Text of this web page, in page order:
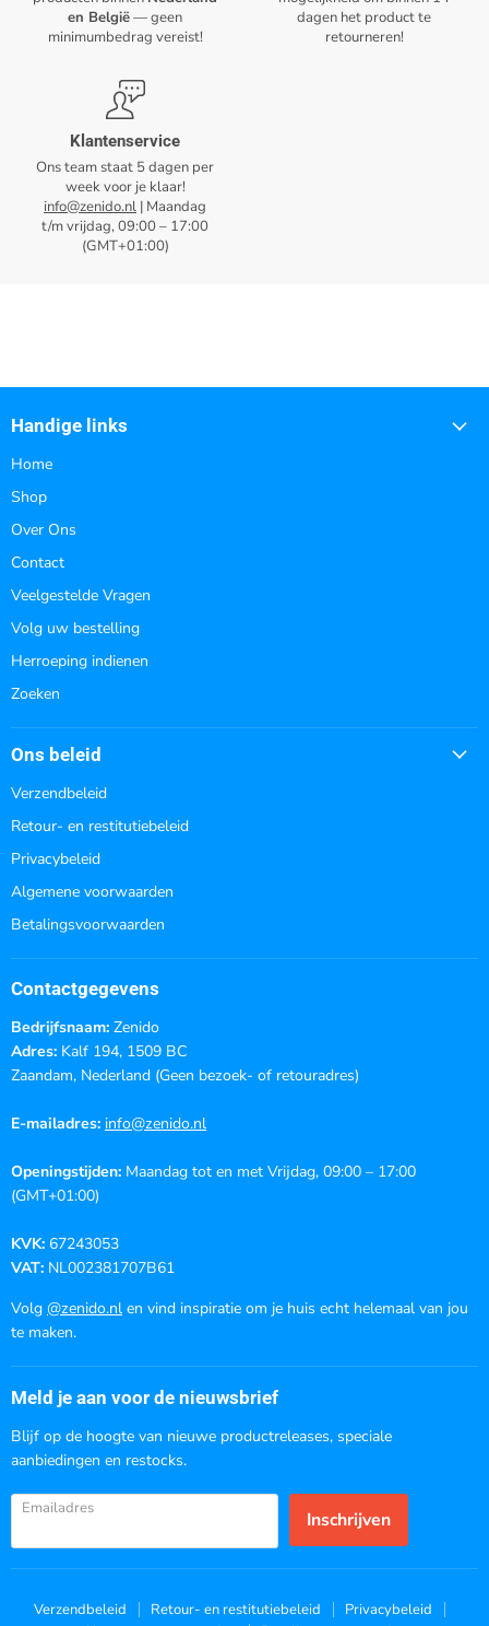
en België— geen
minimumbedrag vereist!
dagen het product te
retourneren!
Klantenservice
Ons team staat 5 dagen per
week voor je klaar!
info@zenido.nl | Maandag
t/m vrijdag, 09:00 – 17:00
(GMT+01:00)
Handige links
Home
Shop
Over Ons
Contact
Veelgestelde Vragen
Volg uw bestelling
Herroeping indienen
Zoeken
Ons beleid
Verzendbeleid
Retour- en restitutiebeleid
Privacybeleid
Algemene voorwaarden
Betalingsvoorwaarden
Contactgegevens
Bedrijfsnaam: Zenido
Adres: Kalf 194, 1509 BC
Zaandam, Nederland (Geen bezoek- of retouradres)
E-mailadres: info@zenido.nl
Openingstijden: Maandag tot en met Vrijdag, 09:00 – 17:00
(GMT+01:00)
KVK: 67243053
VAT: NL002381707B61
Volg @zenido.nl en vind inspiratie om je huis echt helemaal van jou
te maken.
Meld je aan voor de nieuwsbrief
Blijf op de hoogte van nieuwe productreleases, speciale
aanbiedingen en restocks.
Emailadres Inschrijven
Verzendbeleid Retour- en restitutiebeleid
Privacybeleid